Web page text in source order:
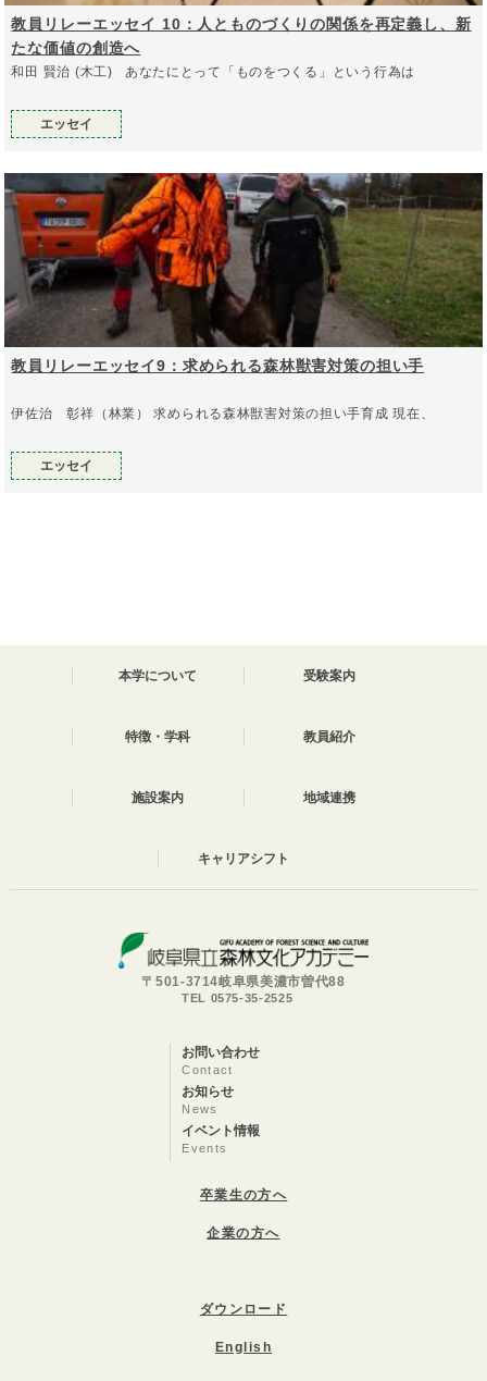
教員リレーエッセイ 10：人とものづくりの関係を再定義し、新
たな価値の創造へ
和田 賢治 (木工) あなたにとって「ものをつくる」という行為は
エッセイ
教員リレーエッセイ9：求められる森林獣害対策の担い手
伊佐治 彰祥（林業） 求められる森林獣害対策の担い手育成 現在、
エッセイ
本学について 受験案内
特徴・学科 教員紹介
施設案内 地域連携
キャリアシフト
〒501-3714岐阜県美濃市曽代88
TEL 0575-35-2525
お問い合わせ
Contact
お知らせ
News
イベント情報
Events
卒業生の方へ
企業の方へ
ダウンロード
English